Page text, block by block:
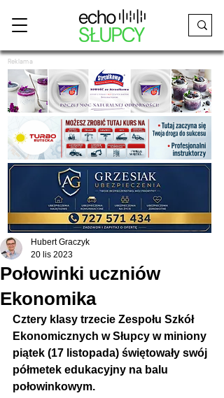
Reklama
Połowinki uczniów
Ekonomika
Hubert Graczyk
20 lis 2023
Cztery klasy trzecie Zespołu Szkół
Ekonomicznych w Słupcy w miniony
piątek (17 listopada) świętowały swój
półmetek edukacyjny na balu
połowinkowym.